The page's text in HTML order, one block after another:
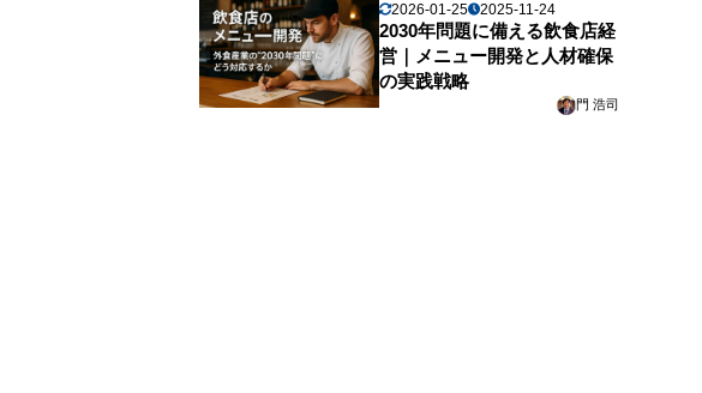
2026-01-25 2025-11-24
2030年問題に備える飲食店経
営｜メニュー開発と人材確保
の実践戦略
門 浩司